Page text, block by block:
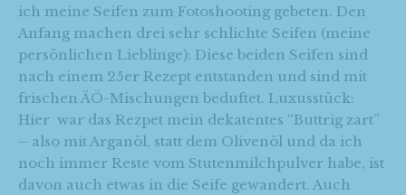
ich meine Seifen zum Fotoshooting gebeten. Den
Anfang machen drei sehr schlichte Seifen (meine
persönlichen Lieblinge): Diese beiden Seifen sind
nach einem 25er Rezept entstanden und sind mit
frischen ÄÖ-Mischungen beduftet. Luxusstück:
Hier war das Rezpet mein dekatentes “Buttrig zart”
– also mit Arganöl, statt dem Olivenöl und da ich
noch immer Reste vom Stutenmilchpulver habe, ist
davon auch etwas in die Seife gewandert. Auch